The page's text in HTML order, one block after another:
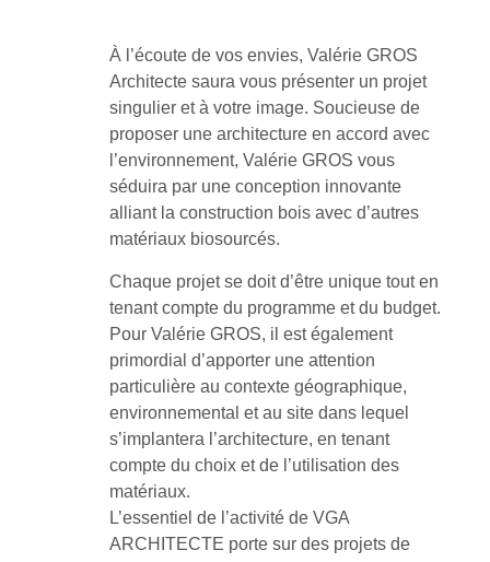
À l’écoute de vos envies, Valérie GROS
Architecte saura vous présenter un projet
singulier et à votre image. Soucieuse de
proposer une architecture en accord avec
l’environnement, Valérie GROS vous
séduira par une conception innovante
alliant la construction bois avec d’autres
matériaux biosourcés.
Chaque projet se doit d’être unique tout en
tenant compte du programme et du budget.
Pour Valérie GROS, il est également
primordial d’apporter une attention
particulière au contexte géographique,
environnemental et au site dans lequel
s’implantera l’architecture, en tenant
compte du choix et de l’utilisation des
matériaux.
L’essentiel de l’activité de VGA
ARCHITECTE porte sur des projets de